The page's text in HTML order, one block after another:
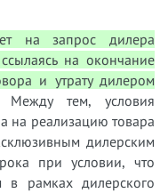
на запрос дилера
на окончание
и утрату дилером
тем, условия
на реализацию товара
дилерским
при условии, что
рамках дилерского